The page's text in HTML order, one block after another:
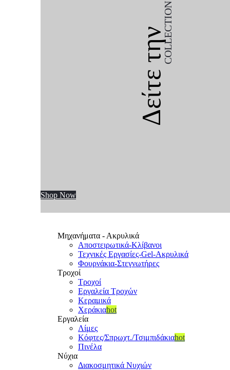
Δείτε τηνCOLLECTION
Shop Now
Μηχανήματα - Ακρυλικά
Αποστειρωτικά-Κλίβανοι
Τεχνικές Εργασίες-Gel-Ακρυλικά
Φουρνάκια-Στεγνωτήρες
Τροχοί
Τροχοί
Εργαλεία Τροχών
Κεραμικά
Χεράκιαhot
Εργαλεία
Λίμες
Κόφτες/Σπρωχτ./Τσιμπιδάκιαhot
Πινέλα
Νύχια
Διακοσμητικά Νυχιών